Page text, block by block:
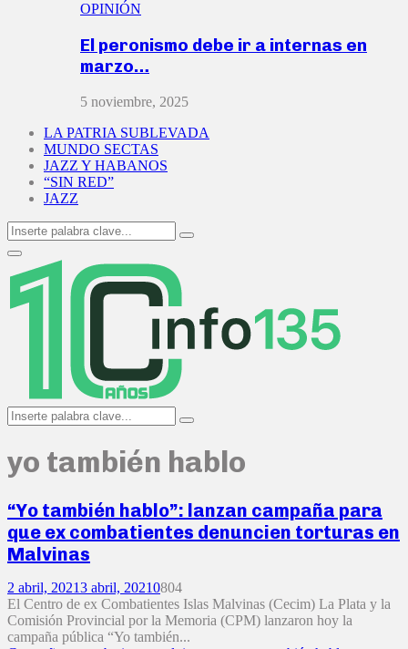
OPINIÓN
El peronismo debe ir a internas en
marzo…
5 noviembre, 2025
LA PATRIA SUBLEVADA
MUNDO SECTAS
JAZZ Y HABANOS
“SIN RED”
JAZZ
Search
for:
Search
Primary
Menu
Search
for:
Search
yo también hablo
“Yo también hablo”: lanzan campaña para
que ex combatientes denuncien torturas en
Malvinas
2 abril, 20213 abril, 20210804
El Centro de ex Combatientes Islas Malvinas (Cecim) La Plata y la
Comisión Provincial por la Memoria (CPM) lanzaron hoy la
campaña pública “Yo también...